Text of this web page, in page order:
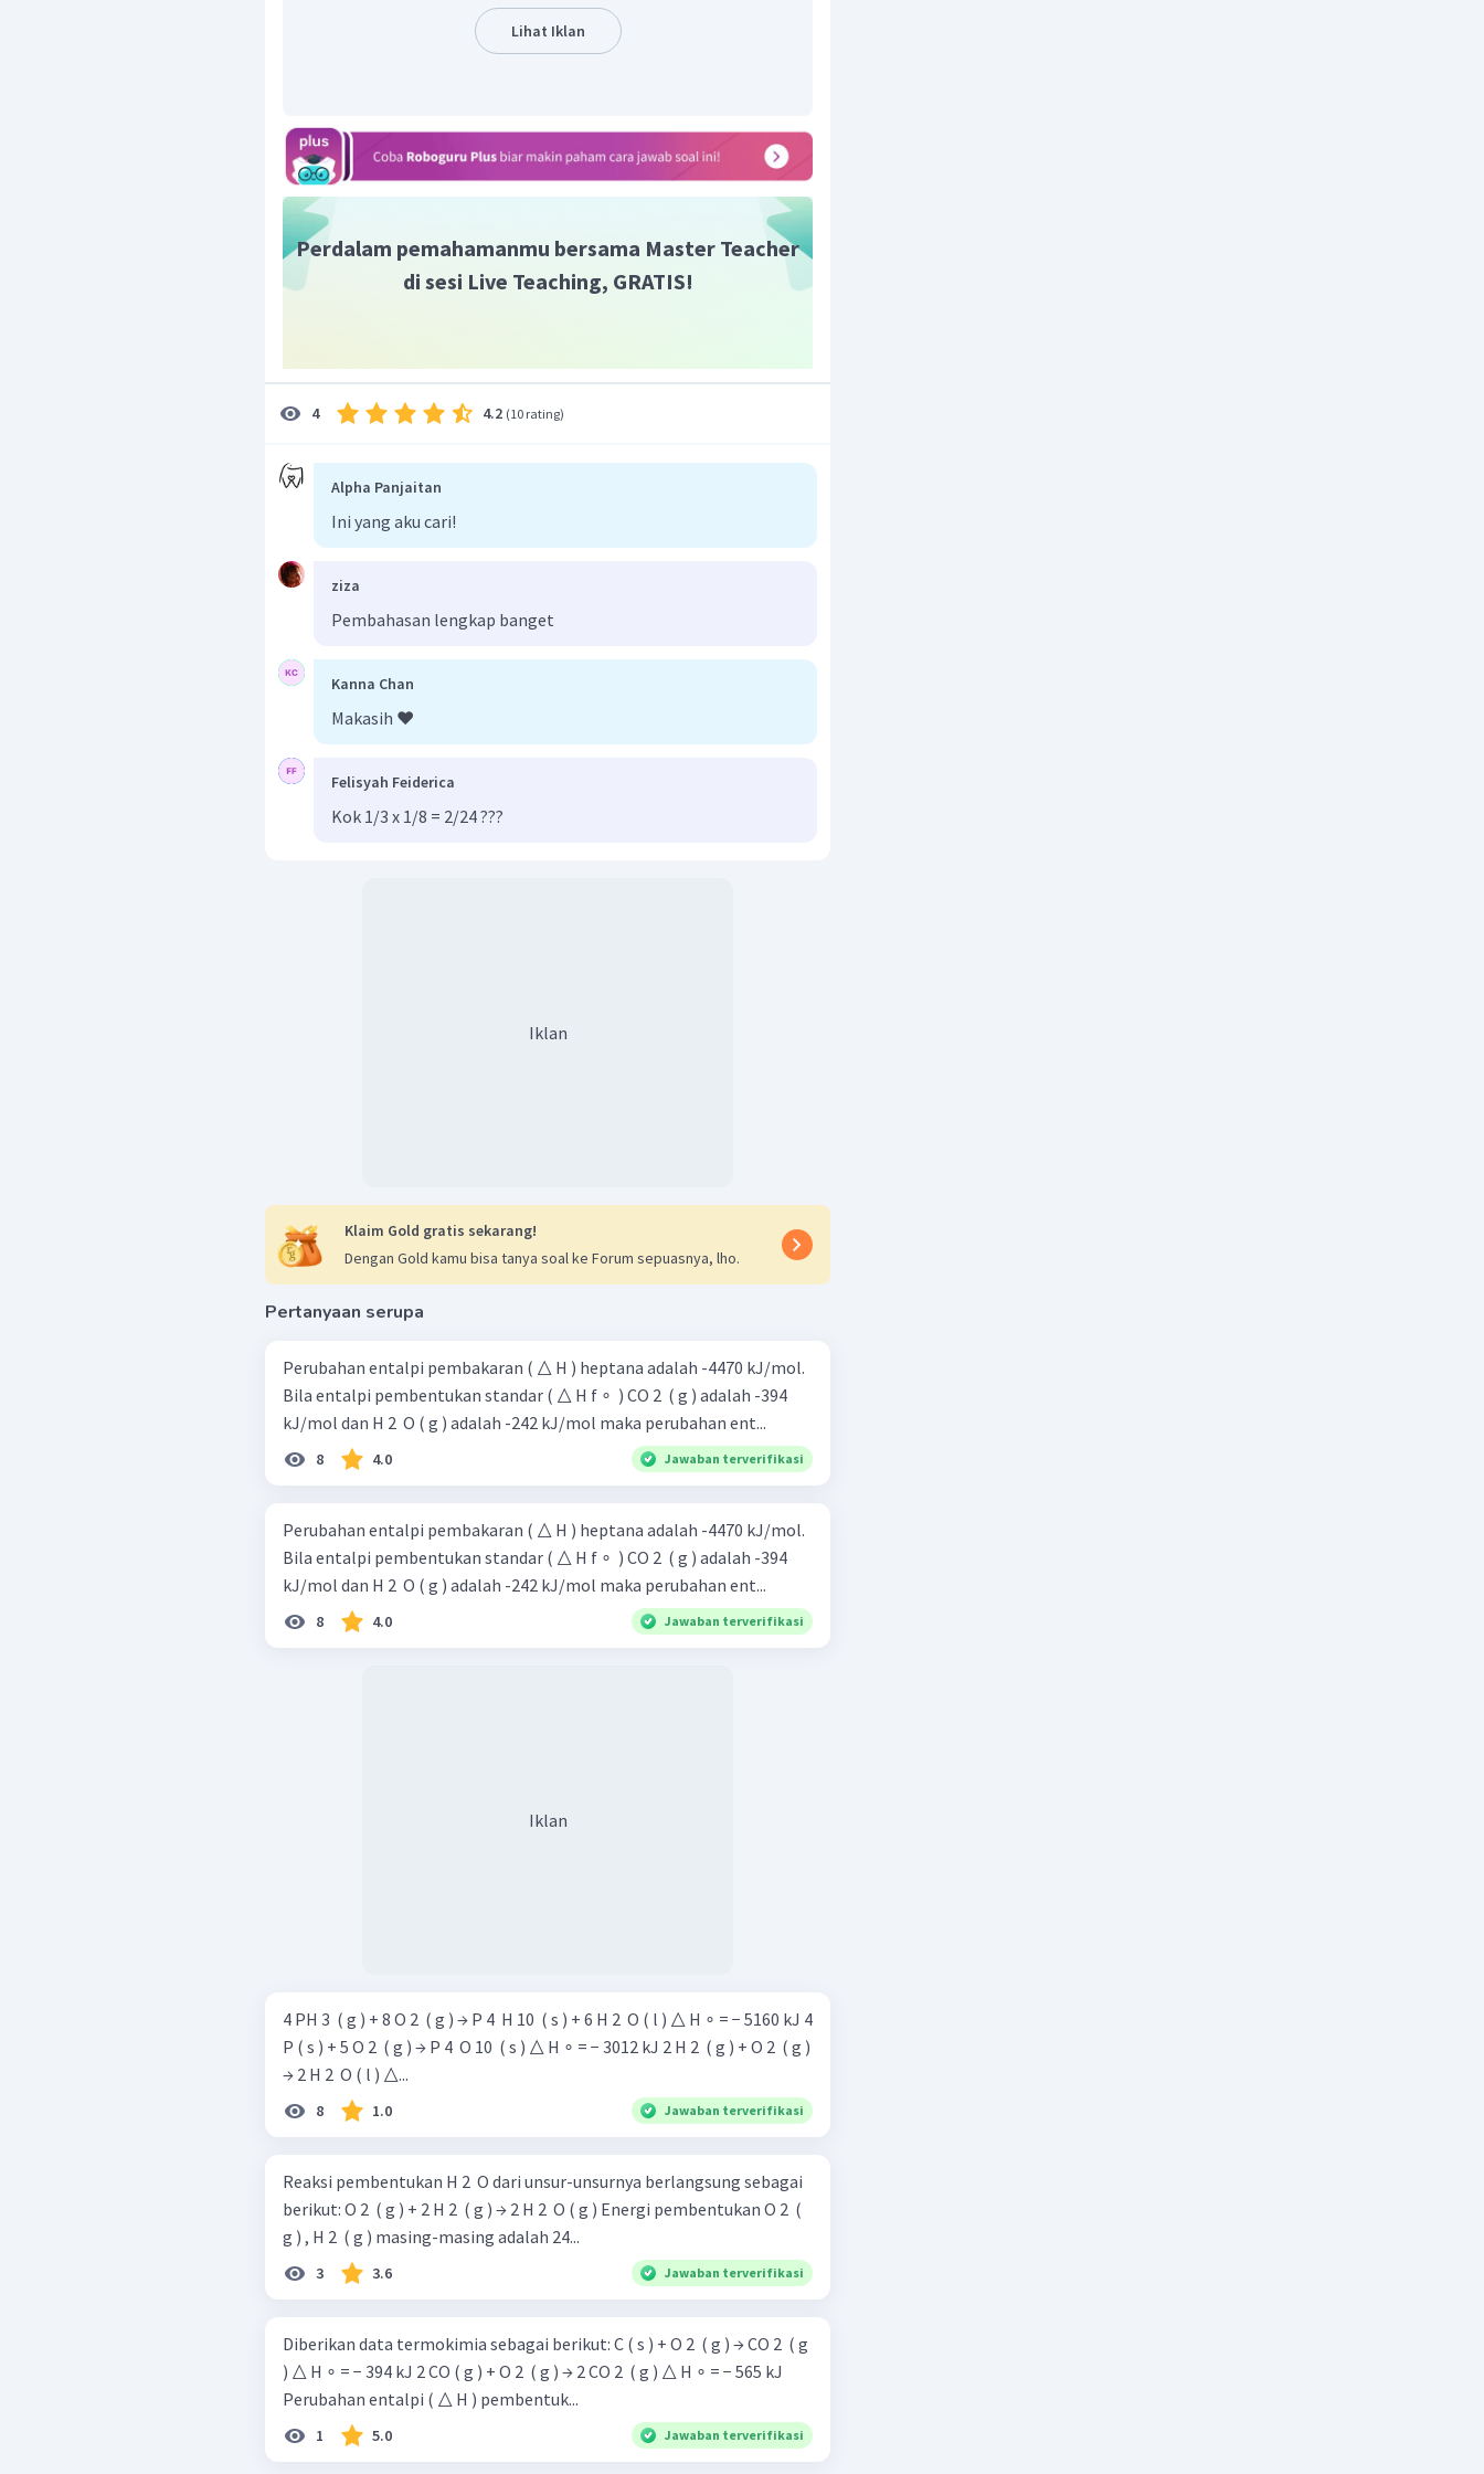
Lihat Iklan
Perdalam pemahamanmu bersama Master Teacher
di sesi Live Teaching, GRATIS!
4 4.2 (10 rating)
Alpha Panjaitan
Ini yang aku cari!
ziza
Pembahasan lengkap banget
Kanna Chan
Makasih ❤️
Felisyah Feiderica
Kok 1/3 x 1/8 = 2/24 ???
Iklan
Klaim Gold gratis sekarang!
Dengan Gold kamu bisa tanya soal ke Forum sepuasnya, lho.
Pertanyaan serupa
Perubahan entalpi pembakaran ( △ H ) heptana adalah -4470 kJ/mol.
Bila entalpi pembentukan standar ( △ H f ∘ ​ ) CO 2 ​ ( g ) adalah -394
kJ/mol dan H 2 ​ O ( g ) adalah -242 kJ/mol maka perubahan ent...
8 4.0 Jawaban terverifikasi
Perubahan entalpi pembakaran ( △ H ) heptana adalah -4470 kJ/mol.
Bila entalpi pembentukan standar ( △ H f ∘ ​ ) CO 2 ​ ( g ) adalah -394
kJ/mol dan H 2 ​ O ( g ) adalah -242 kJ/mol maka perubahan ent...
8 4.0 Jawaban terverifikasi
Iklan
4 PH 3 ​ ( g ) + 8 O 2 ​ ( g ) → P 4 ​ H 10 ​ ( s ) + 6 H 2 ​ O ( l ) △ H ∘ = − 5160 kJ 4
P ( s ) + 5 O 2 ​ ( g ) → P 4 ​ O 10 ​ ( s ) △ H ∘ = − 3012 kJ 2 H 2 ​ ( g ) + O 2 ​ ( g )
→ 2 H 2 ​ O ( l ) △...
8 1.0 Jawaban terverifikasi
Reaksi pembentukan H 2 ​ O dari unsur-unsurnya berlangsung sebagai
berikut: O 2 ​ ( g ) + 2 H 2 ​ ( g ) → 2 H 2 ​ O ( g ) Energi pembentukan O 2 ​ (
g ) , H 2 ​ ( g ) masing-masing adalah 24...
3 3.6 Jawaban terverifikasi
Diberikan data termokimia sebagai berikut: C ( s ) + O 2 ​ ( g ) → CO 2 ​ ( g
) △ H ∘ = − 394 kJ 2 CO ( g ) + O 2 ​ ( g ) → 2 CO 2 ​ ( g ) △ H ∘ = − 565 kJ
Perubahan entalpi ( △ H ) pembentuk...
1 5.0 Jawaban terverifikasi